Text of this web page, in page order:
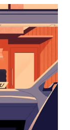
interact
the
calendar
and
select
a
date.
Press
the
escape
button